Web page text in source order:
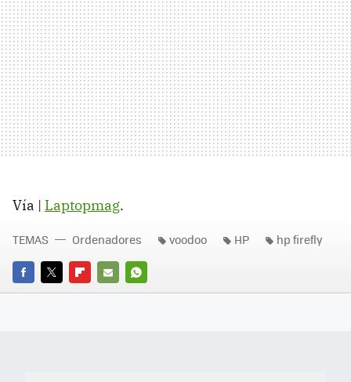
Vía | Laptopmag.
FACEBOOK
TWITTERFLIPBOARD
E-
WHATSAPP
TEMAS Ordenadores voodoo HP hp firefly